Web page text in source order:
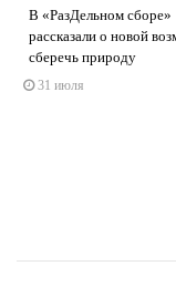
В «РазДельном сборе»
рассказали о новой
сберечь природу
31 июля